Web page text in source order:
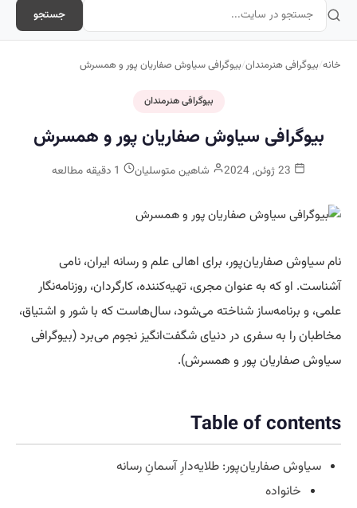
جستجو
خانه/بیوگرافی هنرمندان/بیوگرافی سیاوش صفاریان‌ پور و همسرش
بیوگرافی هنرمندان
بیوگرافی سیاوش صفاریان‌ پور و همسرش
شاهین متوسلیان
نام سیاوش صفاریان‌پور، برای اهالی علم و رسانه ایران، نامی
آشناست. او که به عنوان مجری، تهیه‌کننده، کارگردان، روزنامه‌نگار
علمی، و برنامه‌ساز شناخته می‌شود، سال‌هاست که با شور و اشتیاق،
مخاطبان را به سفری در دنیای شگفت‌انگیز نجوم می‌برد (بیوگرافی
سیاوش صفاریان‌ پور و همسرش).
Table of contents
سیاوش صفاریان‌پور: طلایه‌دارِ آسمانِ رسانه
خانواده